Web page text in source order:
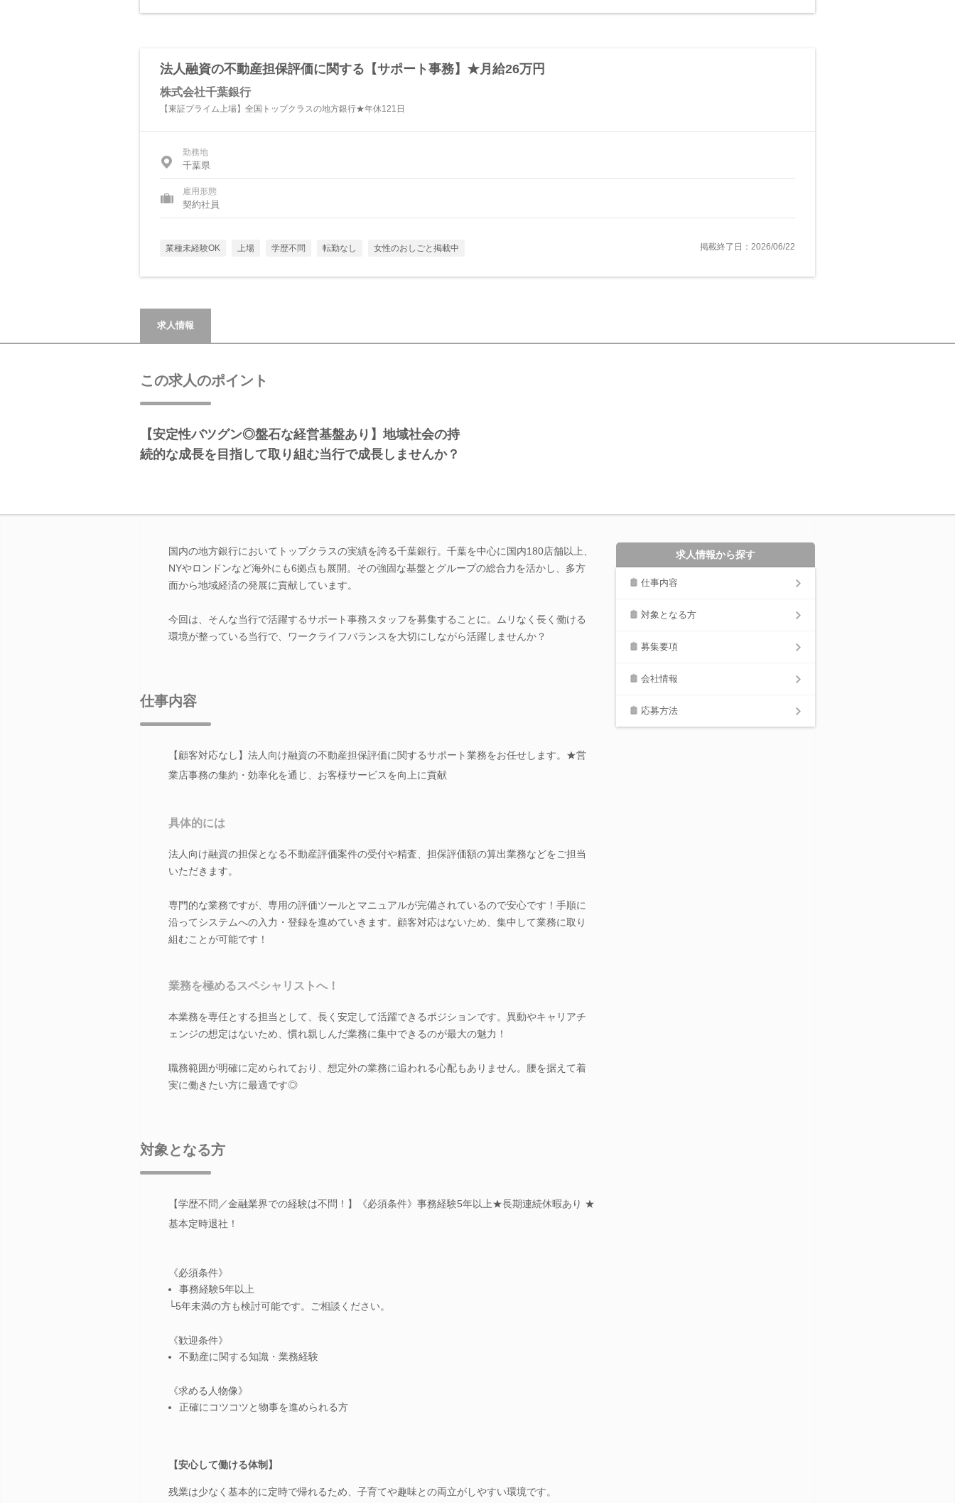
法人融資の不動産担保評価に関する【サポート事務】★月給26万円
株式会社千葉銀行
【東証プライム上場】全国トップクラスの地方銀行★年休121日
勤務地
千葉県
雇用形態
契約社員
業種未経験OK 上場 学歴不問 転勤なし 女性のおしごと掲載中 掲載終了日：2026/06/22
求人情報
この求人のポイント
【安定性バツグン◎盤石な経営基盤あり】地域社会の持
続的な成長を目指して取り組む当行で成長しませんか？
国内の地方銀行においてトップクラスの実績を誇る千葉銀行。千葉を中心に国内180店舗以上、
NYやロンドンなど海外にも6拠点も展開。その強固な基盤とグループの総合力を活かし、多方
面から地域経済の発展に貢献しています。
今回は、そんな当行で活躍するサポート事務スタッフを募集することに。ムリなく長く働ける
環境が整っている当行で、ワークライフバランスを大切にしながら活躍しませんか？
仕事内容
【顧客対応なし】法人向け融資の不動産担保評価に関するサポート業務をお任せします。★営
業店事務の集約・効率化を通じ、お客様サービスを向上に貢献
具体的には
法人向け融資の担保となる不動産評価案件の受付や精査、担保評価額の算出業務などをご担当
いただきます。
専門的な業務ですが、専用の評価ツールとマニュアルが完備されているので安心です！手順に
沿ってシステムへの入力・登録を進めていきます。顧客対応はないため、集中して業務に取り
組むことが可能です！
業務を極めるスペシャリストへ！
本業務を専任とする担当として、長く安定して活躍できるポジションです。異動やキャリアチ
ェンジの想定はないため、慣れ親しんだ業務に集中できるのが最大の魅力！
職務範囲が明確に定められており、想定外の業務に追われる心配もありません。腰を据えて着
実に働きたい方に最適です◎
対象となる方
【学歴不問／金融業界での経験は不問！】《必須条件》事務経験5年以上★長期連続休暇あり ★
基本定時退社！
《必須条件》
事務経験5年以上
└5年未満の方も検討可能です。ご相談ください。
《歓迎条件》
不動産に関する知識・業務経験
《求める人物像》
正確にコツコツと物事を進められる方
【安心して働ける体制】
残業は少なく基本的に定時で帰れるため、子育てや趣味との両立がしやすい環境です。
求人情報から探す
仕事内容
対象となる方
募集要項
会社情報
応募方法